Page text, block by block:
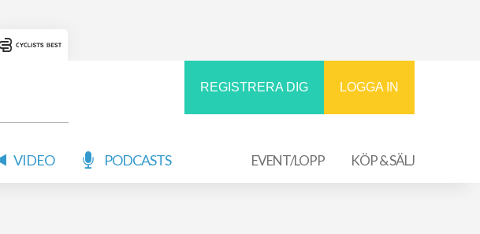
REGISTRERA DIG LOGGA IN
VIDEO PODCASTS EVENT/LOPP KÖP & SÄLJ